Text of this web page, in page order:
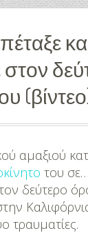
αμαξιού
του σε…
δεύτερο
τραυματίες.